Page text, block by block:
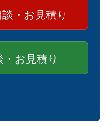
・お見積り
お見積り